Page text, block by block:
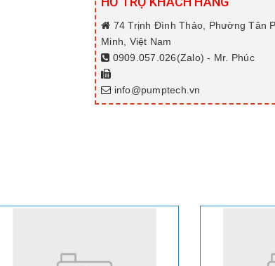
74 Trịnh Đình Thảo, Phường Tân
Minh, Việt Nam
0909.057.026(Zalo) - Mr. Phúc
info@pumptech.vn